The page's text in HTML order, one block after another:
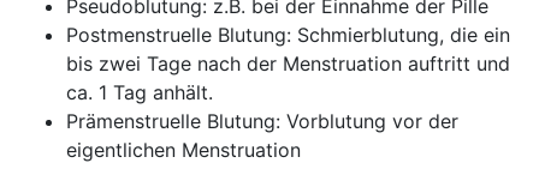
Pseudoblutung: z.B. bei der Einnahme der Pille
Postmenstruelle Blutung: Schmierblutung, die ein
bis zwei Tage nach der Menstruation auftritt und
ca. 1 Tag anhält.
Prämenstruelle Blutung: Vorblutung vor der
eigentlichen Menstruation